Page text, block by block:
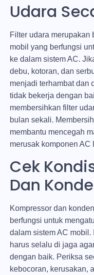
Udara
Filter udara merupakan
mobil yang berfungsi
ke dalam sistem AC.
debu, kotoran, dan
menjadi terhambat dan
tidak bekerja dengan
membersihkan filter
bulan sekali.
membantu mencegah
merusak komponen AC
Cek
Dan
Kompressor dan
berfungsi untuk
dalam sistem AC
harus selalu di jaga
dengan baik. Periksa
kebocoran, kerusakan,